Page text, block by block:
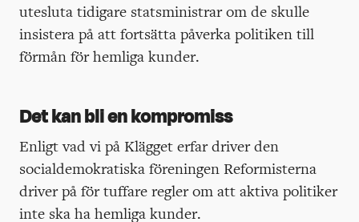
utesluta tidigare statsministrar om de skulle
insistera på att fortsätta påverka politiken till
förmån för hemliga kunder.
Det kan bli en kompromiss
Enligt vad vi på Klägget erfar driver den
socialdemokratiska föreningen Reformisterna
driver på för tuffare regler om att aktiva politiker
inte ska ha hemliga kunder.